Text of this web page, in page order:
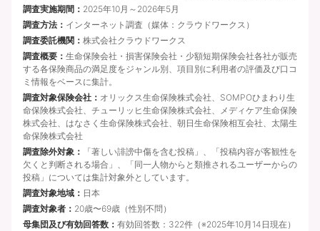
調査実施期間： 2025年10月～2026年5月
調査方法： インターネット調査（媒体：クラウドワークス）
調査委託機関： 株式会社クラウドワークス
調査概要： 生命保険会社・損害保険会社・少額短期保険会社各社が販売
する各保険商品の満足度をジャンル別、項目別に利用者の評価及び口コ
ミ情報をベースに集計。
調査対象保険会社： オリックス生命保険株式会社、SOMPOひまわり生
命保険株式会社、チューリッヒ生命保険株式会社、メディケア生命保険
株式会社、はなさく生命保険株式会社、朝日生命保険相互会社、太陽生
命保険株式会社
調査除外対象：
「著しい誹謗中傷を含む投稿」、「投稿内容が客観性を
欠くと判断される場合」、「同一人物からと類推されるユーザーからの
投稿」については集計対象外としています。
調査対象地域： 日本
調査対象者： 20歳〜69歳（性別不問）
母集団及び有効回答数： 有効回答数：322件（※2025年10月14日現在）